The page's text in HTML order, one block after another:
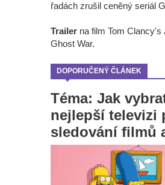
řadách zrušil ceněný seriál
Trailer na film Tom Clancy's
Ghost War.
DOPORUČENÝ ČLÁNEK
Téma: Jak
nejlepší televizi
sledování filmů